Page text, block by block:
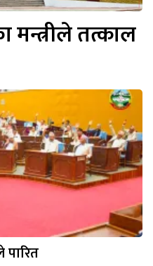
मन्त्रीले तत्काल